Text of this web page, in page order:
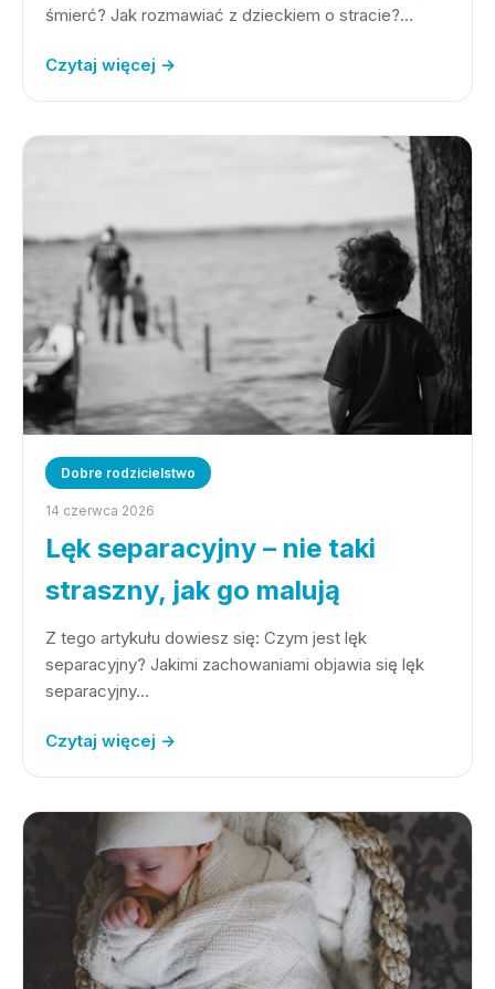
śmierć? Jak rozmawiać z dzieckiem o stracie?…
Czytaj więcej →
Dobre rodzicielstwo
14 czerwca 2026
Lęk separacyjny – nie taki
straszny, jak go malują
Z tego artykułu dowiesz się: Czym jest lęk
separacyjny? Jakimi zachowaniami objawia się lęk
separacyjny…
Czytaj więcej →